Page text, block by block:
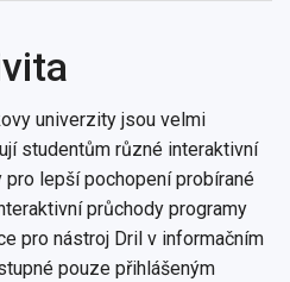
univerzity jsou velmi
studentům různé interaktivní
lepší pochopení probírané
průchody programy
pro nástroj Dril v informačním
pouze přihlášeným